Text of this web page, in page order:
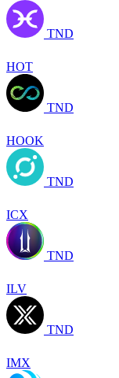
TND
HOT
TND
HOOK
TND
ICX
TND
ILV
TND
IMX